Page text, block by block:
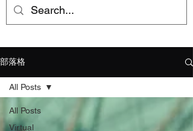
部落格
All Posts
Virtual
All Posts